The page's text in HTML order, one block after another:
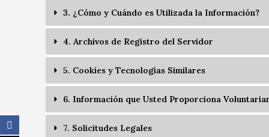
3. ¿Cómo y Cuándo es Utilizada la Información?
4. Archivos de Registro del Servidor
5. Cookies y Tecnologías Similares
6. Información que Usted Proporciona
7. Solicitudes Legales